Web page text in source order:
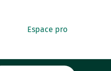
Espace pro